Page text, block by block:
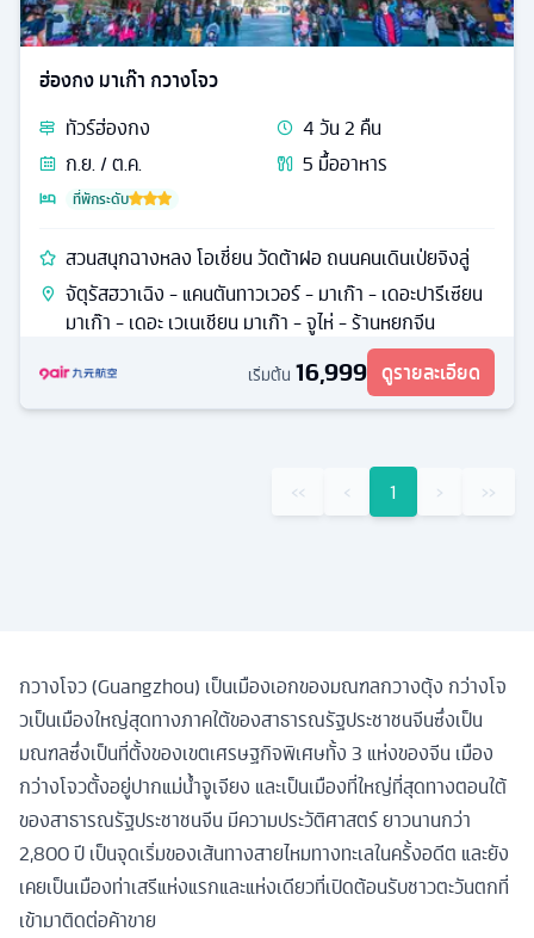
ฮ่องกง มาเก๊า กวางโจว
ทัวร์ฮ่องกง 4วัน2 คืน
ก.ย. / ต.ค.
5 มื้ออาหาร
ที่พักระดับ
สวนสนุกฉางหลง โอเชี่ยน วัดต้าฝอ ถนนคนเดินเป่ยจิงลู่
จัตุรัสฮวาเฉิง - แคนตันทาวเวอร์ - มาเก๊า - เดอะปารีเซียน
มาเก๊า - เดอะ เวเนเชียน มาเก๊า - จูไห่ - ร้านหยกจีน
เริ่มต้น 16,999 ดูรายละเอียด
‹‹ ‹ 1 › ››
กวางโจว (Guangzhou) เป็นเมืองเอกของมณฑลกวางตุ้ง กว่างโจ
วเป็นเมืองใหญ่สุดทางภาคใต้ของสาธารณรัฐประชาชนจีนซึ่งเป็น
มณฑลซึ่งเป็นที่ตั้งของเขตเศรษฐกิจพิเศษทั้ง 3 แห่งของจีน เมือง
กว่างโจวตั้งอยู่ปากแม่น้ำจูเจียง และเป็นเมืองที่ใหญ่ที่สุดทางตอนใต้
ของสาธารณรัฐประชาชนจีน มีความประวัติศาสตร์ ยาวนานกว่า
2,800 ปี เป็นจุดเริ่มของเส้นทางสายไหมทางทะเลในครั้งอดีต และยัง
เคยเป็นเมืองท่าเสรีแห่งแรกและแห่งเดียวที่เปิดต้อนรับชาวตะวันตกที่
เข้ามาติดต่อค้าขาย